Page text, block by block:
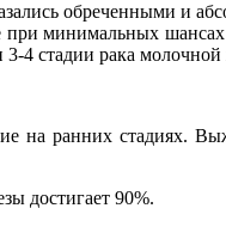
обреченными и
минимальных
стадии рака молочной
ранних стадиях.
достигает 90%.